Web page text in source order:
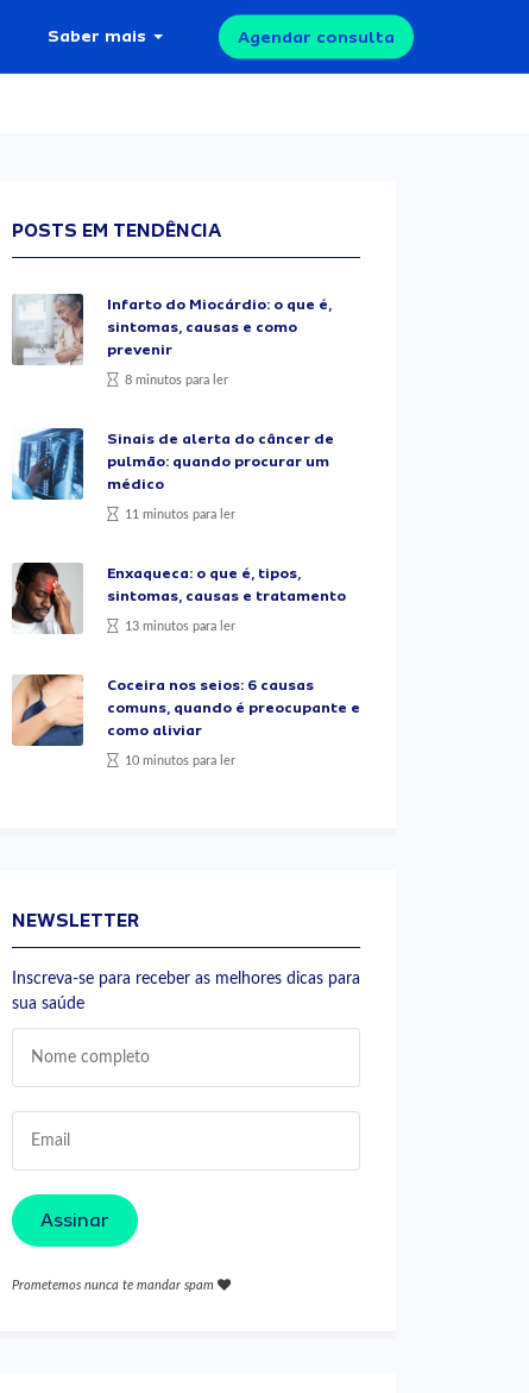
Saber mais Agendar consulta
POSTS EM TENDÊNCIA
Infarto do Miocárdio: o que é,
sintomas, causas e como
prevenir
8 minutos para ler
Sinais de alerta do câncer de
pulmão: quando procurar um
médico
11 minutos para ler
Enxaqueca: o que é, tipos,
sintomas, causas e tratamento
13 minutos para ler
Coceira nos seios: 6 causas
comuns, quando é preocupante e
como aliviar
10 minutos para ler
NEWSLETTER
Inscreva-se para receber as melhores dicas para
sua saúde
Assinar
Prometemos nunca te mandar spam